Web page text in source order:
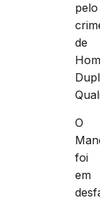
pelo
de
O
foi
em